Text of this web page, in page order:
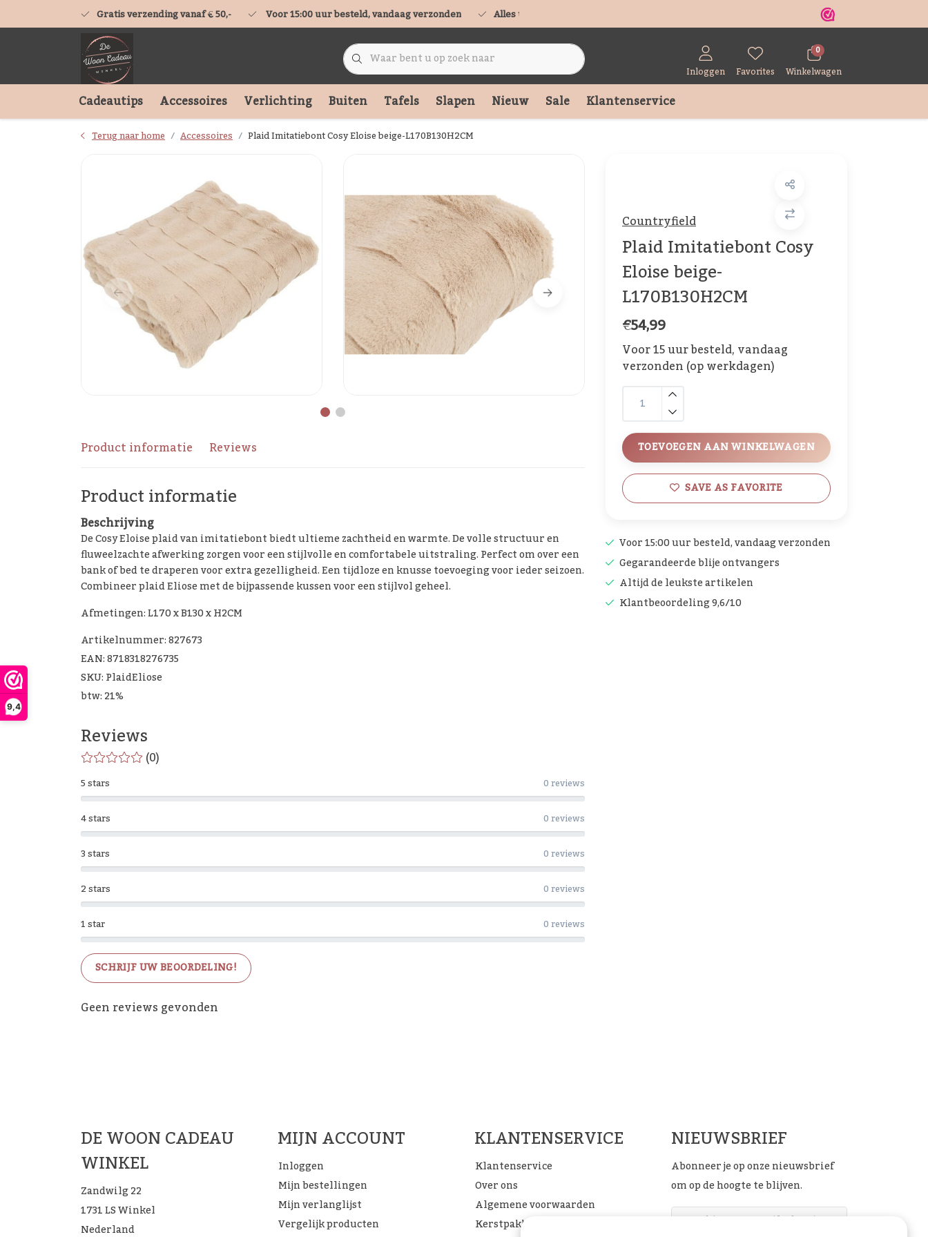
9,4
Gratis verzending vanaf € 50,- Voor 15:00 uur besteld, vandaag verzonden Alles uit voorraad leverbaar
Inloggen Favorites
0
Winkelwagen
Cadeautips Accessoires Verlichting Buiten Tafels Slapen Nieuw Sale Klantenservice
Terug naar home Accessoires Plaid Imitatiebont Cosy Eloise beige-L170B130H2CM
Countryfield
Plaid Imitatiebont Cosy
Eloise beige-
L170B130H2CM
€54,99
Voor 15 uur besteld, vandaag
verzonden (op werkdagen)
TOEVOEGEN AAN WINKELWAGEN
SAVE AS FAVORITE
Voor 15:00 uur besteld, vandaag verzonden
Gegarandeerde blije ontvangers
Altijd de leukste artikelen
Klantbeoordeling 9,6/10
Product informatie Reviews
Product informatie
Beschrijving
De Cosy Eloise plaid van imitatiebont biedt ultieme zachtheid en warmte. De volle structuur en
fluweelzachte afwerking zorgen voor een stijlvolle en comfortabele uitstraling. Perfect om over een
bank of bed te draperen voor extra gezelligheid. Een tijdloze en knusse toevoeging voor ieder seizoen.
Combineer plaid Eliose met de bijpassende kussen voor een stijlvol geheel.
Afmetingen: L170 x B130 x H2CM
Artikelnummer: 827673
EAN: 8718318276735
SKU: PlaidEliose
btw: 21%
Reviews
(0)
1 star 0 reviews
2 stars 0 reviews
3 stars 0 reviews
4 stars 0 reviews
5 stars 0 reviews
SCHRIJF UW BEOORDELING!
Geen reviews gevonden
DE WOON CADEAU
WINKEL
Zandwilg 22
1731 LS Winkel
Nederland
MIJN ACCOUNT
Inloggen
Mijn bestellingen
Mijn verlanglijst
Vergelijk producten
KLANTENSERVICE
Klantenservice
Over ons
Algemene voorwaarden
Kerstpakketten
NIEUWSBRIEF
Abonneer je op onze nieuwsbrief
om op de hoogte te blijven.